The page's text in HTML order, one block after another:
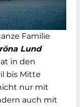
Familie
Lund
in den
bis Mitte
nur mit
auch mit